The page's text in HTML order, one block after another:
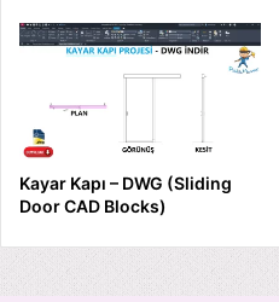
Kayar Kapı – DWG (Sliding
Door CAD Blocks)